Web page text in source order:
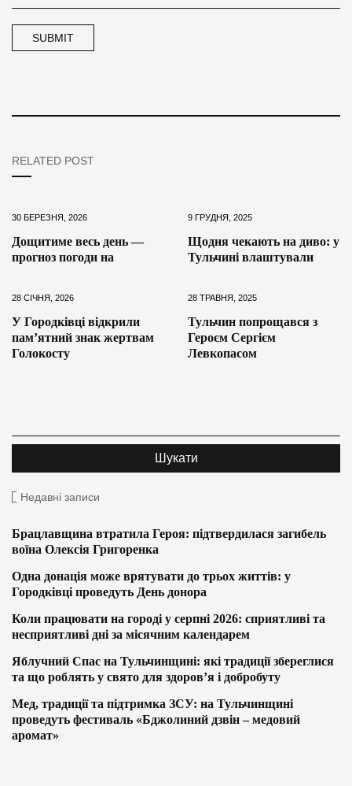
RELATED POST
30 БЕРЕЗНЯ, 2026
Дощитиме весь день —
прогноз погоди на
9 ГРУДНЯ, 2025
Щодня чекають на диво: у
Тульчині влаштували
28 СІЧНЯ, 2026
У Городківці відкрили
пам’ятний знак жертвам
Голокосту
28 ТРАВНЯ, 2025
Тульчин попрощався з
Героєм Сергієм
Левкопасом
Недавні записи
Брацлавщина втратила Героя: підтвердилася загибель
воїна Олексія Григоренка
Одна донація може врятувати до трьох життів: у
Городківці проведуть День донора
Коли працювати на городі у серпні 2026: сприятливі та
несприятливі дні за місячним календарем
Яблучний Спас на Тульчинщині: які традиції збереглися
та що роблять у свято для здоров’я і добробуту
Мед, традиції та підтримка ЗСУ: на Тульчинщині
проведуть фестиваль «Бджолиний дзвін – медовий
аромат»